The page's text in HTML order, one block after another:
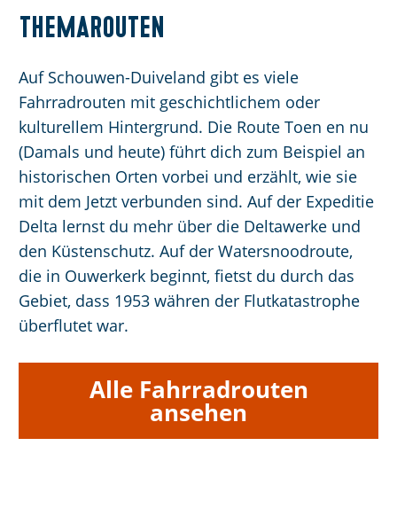
Themarouten
Auf Schouwen-Duiveland gibt es viele
Fahrradrouten mit geschichtlichem oder
kulturellem Hintergrund. Die Route Toen en nu
(Damals und heute) führt dich zum Beispiel an
historischen Orten vorbei und erzählt, wie sie
mit dem Jetzt verbunden sind. Auf der Expeditie
Delta lernst du mehr über die Deltawerke und
den Küstenschutz. Auf der Watersnoodroute,
die in Ouwerkerk beginnt, fietst du durch das
Gebiet, dass 1953 währen der Flutkatastrophe
überflutet war.
Alle Fahrradrouten
ansehen